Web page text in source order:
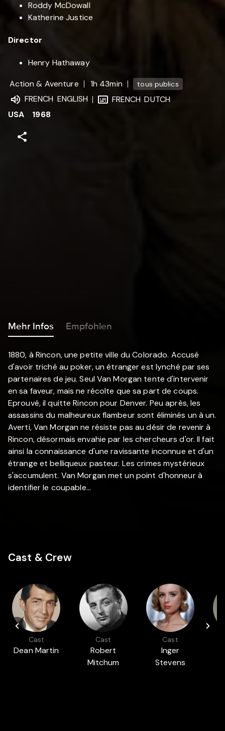
Roddy McDowall
Katherine Justice
Director
Henry Hathaway
Action & Aventure
1h 43min tous publics
FRENCH ENGLISH FRENCH DUTCH
USA
1968
Mehr Infos Empfohlen
1880, à Rincon, une petite ville du Colorado. Accusé
d'avoir triché au poker, un étranger est lynché par ses
partenaires de jeu. Seul Van Morgan tente d'intervenir
en sa faveur, mais ne récolte que sa part de coups.
Eprouvé, il quitte Rincon pour Denver. Peu après, les
assassins du malheureux flambeur sont éliminés un à un.
Averti, Van Morgan ne résiste pas au désir de revenir à
Rincon, désormais envahie par les chercheurs d'or. Il fait
ainsi la connaissance d'une ravissante inconnue et d'un
étrange et belliqueux pasteur. Les crimes mystérieux
s'accumulent. Van Morgan met un point d'honneur à
identifier le coupable...
Cast & Crew
Cast
Dean Martin
Cast
Robert
Mitchum
Cast
Inger
Stevens